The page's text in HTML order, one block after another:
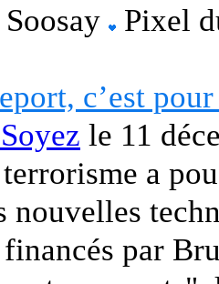
Pixel
c’est
le 11
a
nouvelles
par